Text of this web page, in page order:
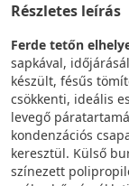
Részletes leírás
Ferde tetőn
sapkával,
készült, fésűs
csökkenti, ideális
levegő
kondenzációs
keresztül. Külső
színezett